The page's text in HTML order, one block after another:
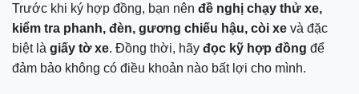
Trước khi ký hợp đồng, bạn nên đề nghị chạy thử xe,
kiểm tra phanh, đèn, gương chiếu hậu, còi xe và đặc
biệt là giấy tờ xe. Đồng thời, hãy đọc kỹ hợp đồng để
đảm bảo không có điều khoản nào bất lợi cho mình.